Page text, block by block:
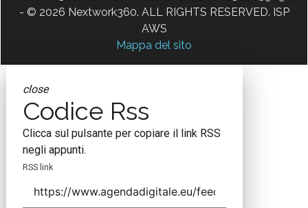
- © 2026 Nextwork360. ALL RIGHTS RESERVED. ISP
AWS
Mappa del sito
close
Codice Rss
Clicca sul pulsante per copiare il link RSS
negli appunti.
RSS link